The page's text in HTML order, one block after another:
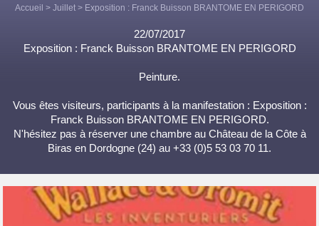
Accueil > Juillet > Exposition : Franck Buisson BRANTOME EN PERIGORD
22/07/2017
Exposition : Franck Buisson BRANTOME EN PERIGORD
Peinture.
Vous êtes visiteurs, participants à la manifestation : Exposition :
Franck Buisson BRANTOME EN PERIGORD.
N'hésitez pas à réserver une chambre au Château de la Côte à
Biras en Dordogne (24) au +33 (0)5 53 03 70 11.